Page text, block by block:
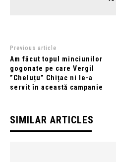
Previous article
Am făcut topul minciunilor
gogonate pe care Vergil
”Cheluțu” Chițac ni le-a
servit în această campanie
SIMILAR ARTICLES